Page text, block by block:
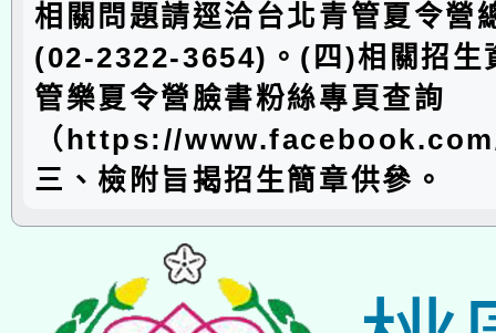
相關問題請逕洽台北青管夏令營
(02-2322-3654)。(四)相關招生
管樂夏令營臉書粉絲專頁查詢
（https://
三、檢附旨揭招生簡章供參。